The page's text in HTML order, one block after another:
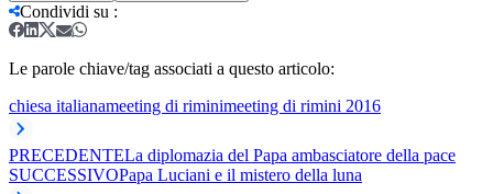
Condividi su :
Le parole chiave/tag associati a questo articolo:
chiesa italianameeting di riminimeeting di rimini 2016
PRECEDENTELa diplomazia del Papa ambasciatore della pace
SUCCESSIVOPapa Luciani e il mistero della luna